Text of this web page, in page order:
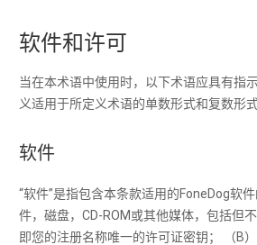
软件和许可
当在本术语中使用时，以下术语应具有指
义适用于所定义术语的单数形式和复数形式
软件
“软件”是指包含本条款适用的FoneDog软
件，磁盘，CD-ROM或其他媒体，包括但
即您的注册名称唯一的许可证密钥； （B